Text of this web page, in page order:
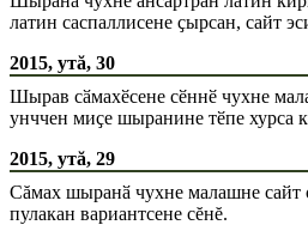
латин саспаллисене ҫырсан, сайт
2015, утă, 30
Шырав сӑмахӗсене сӗннӗ чухне
унччен миҫе шыранине тӗпе хурса
2015, утă, 29
Сăмах шыранӑ чухне малашне сайт
пулакан вариантсене сĕнĕ.